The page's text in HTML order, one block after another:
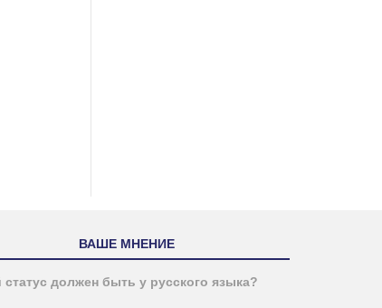
ВАШЕ МНЕНИЕ
статус должен быть у русского языка?